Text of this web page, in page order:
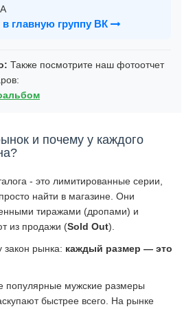
в главную группу ВК
Также посмотрите наш фотоотчет
и почему у каждого
- это лимитированные серии,
найти в магазине. Они
тиражами (дропами) и
из продажи (Sold Out).
закон рынка: каждый размер — это
популярные мужские размеры
быстрее всего. На рынке